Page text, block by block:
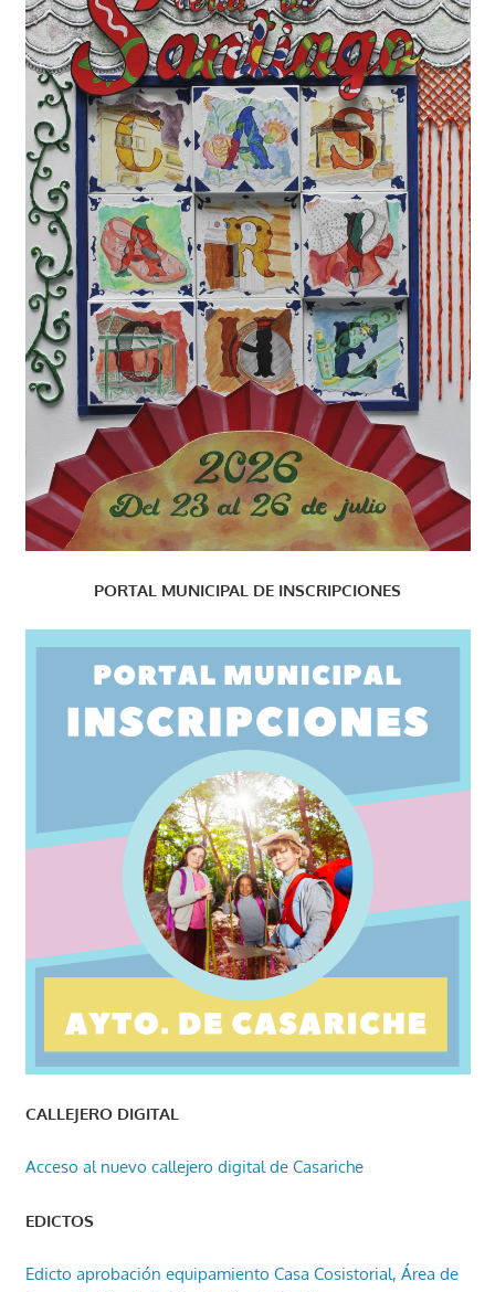
PORTAL MUNICIPAL DE INSCRIPCIONES
CALLEJERO DIGITAL
Acceso al nuevo callejero digital de Casariche
EDICTOS
Edicto aprobación equipamiento Casa Cosistorial, Área de